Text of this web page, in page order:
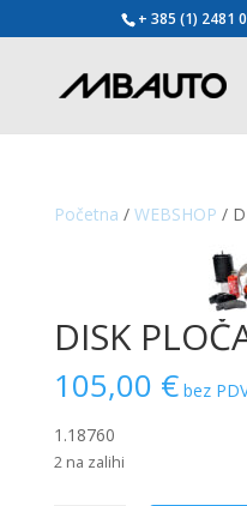
+ 385 (1) 2481
Početna / WEBSHOP /
DISK
105,00 € bez
1.18760
2 na zalihi